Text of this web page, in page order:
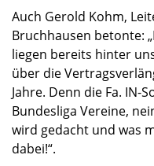
Auch Gerold Kohm,
Bruchhausen betonte:
liegen bereits hinter
über die
Jahre. Denn die Fa.
Bundesliga Vereine,
wird gedacht und was
dabei!“.